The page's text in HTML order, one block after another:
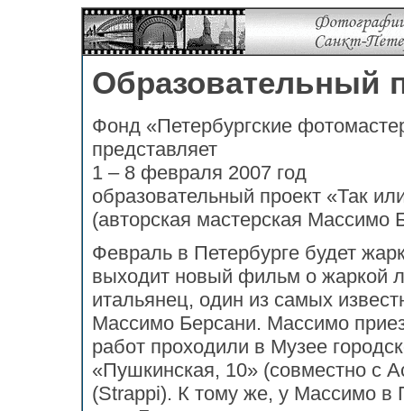
Образовательный
Фонд «Петербургские
представляет
1 – 8 февраля 2007 год
образовательный проект «Так
(авторская мастерская Массимо
Февраль в Петербурге будет
выходит новый фильм о жаркой
итальянец, один из самых
Массимо Берсани. Массимо
работ проходили в Музее
«Пушкинская, 10» (совместно с
(Strappi). К тому же, у Массимо в